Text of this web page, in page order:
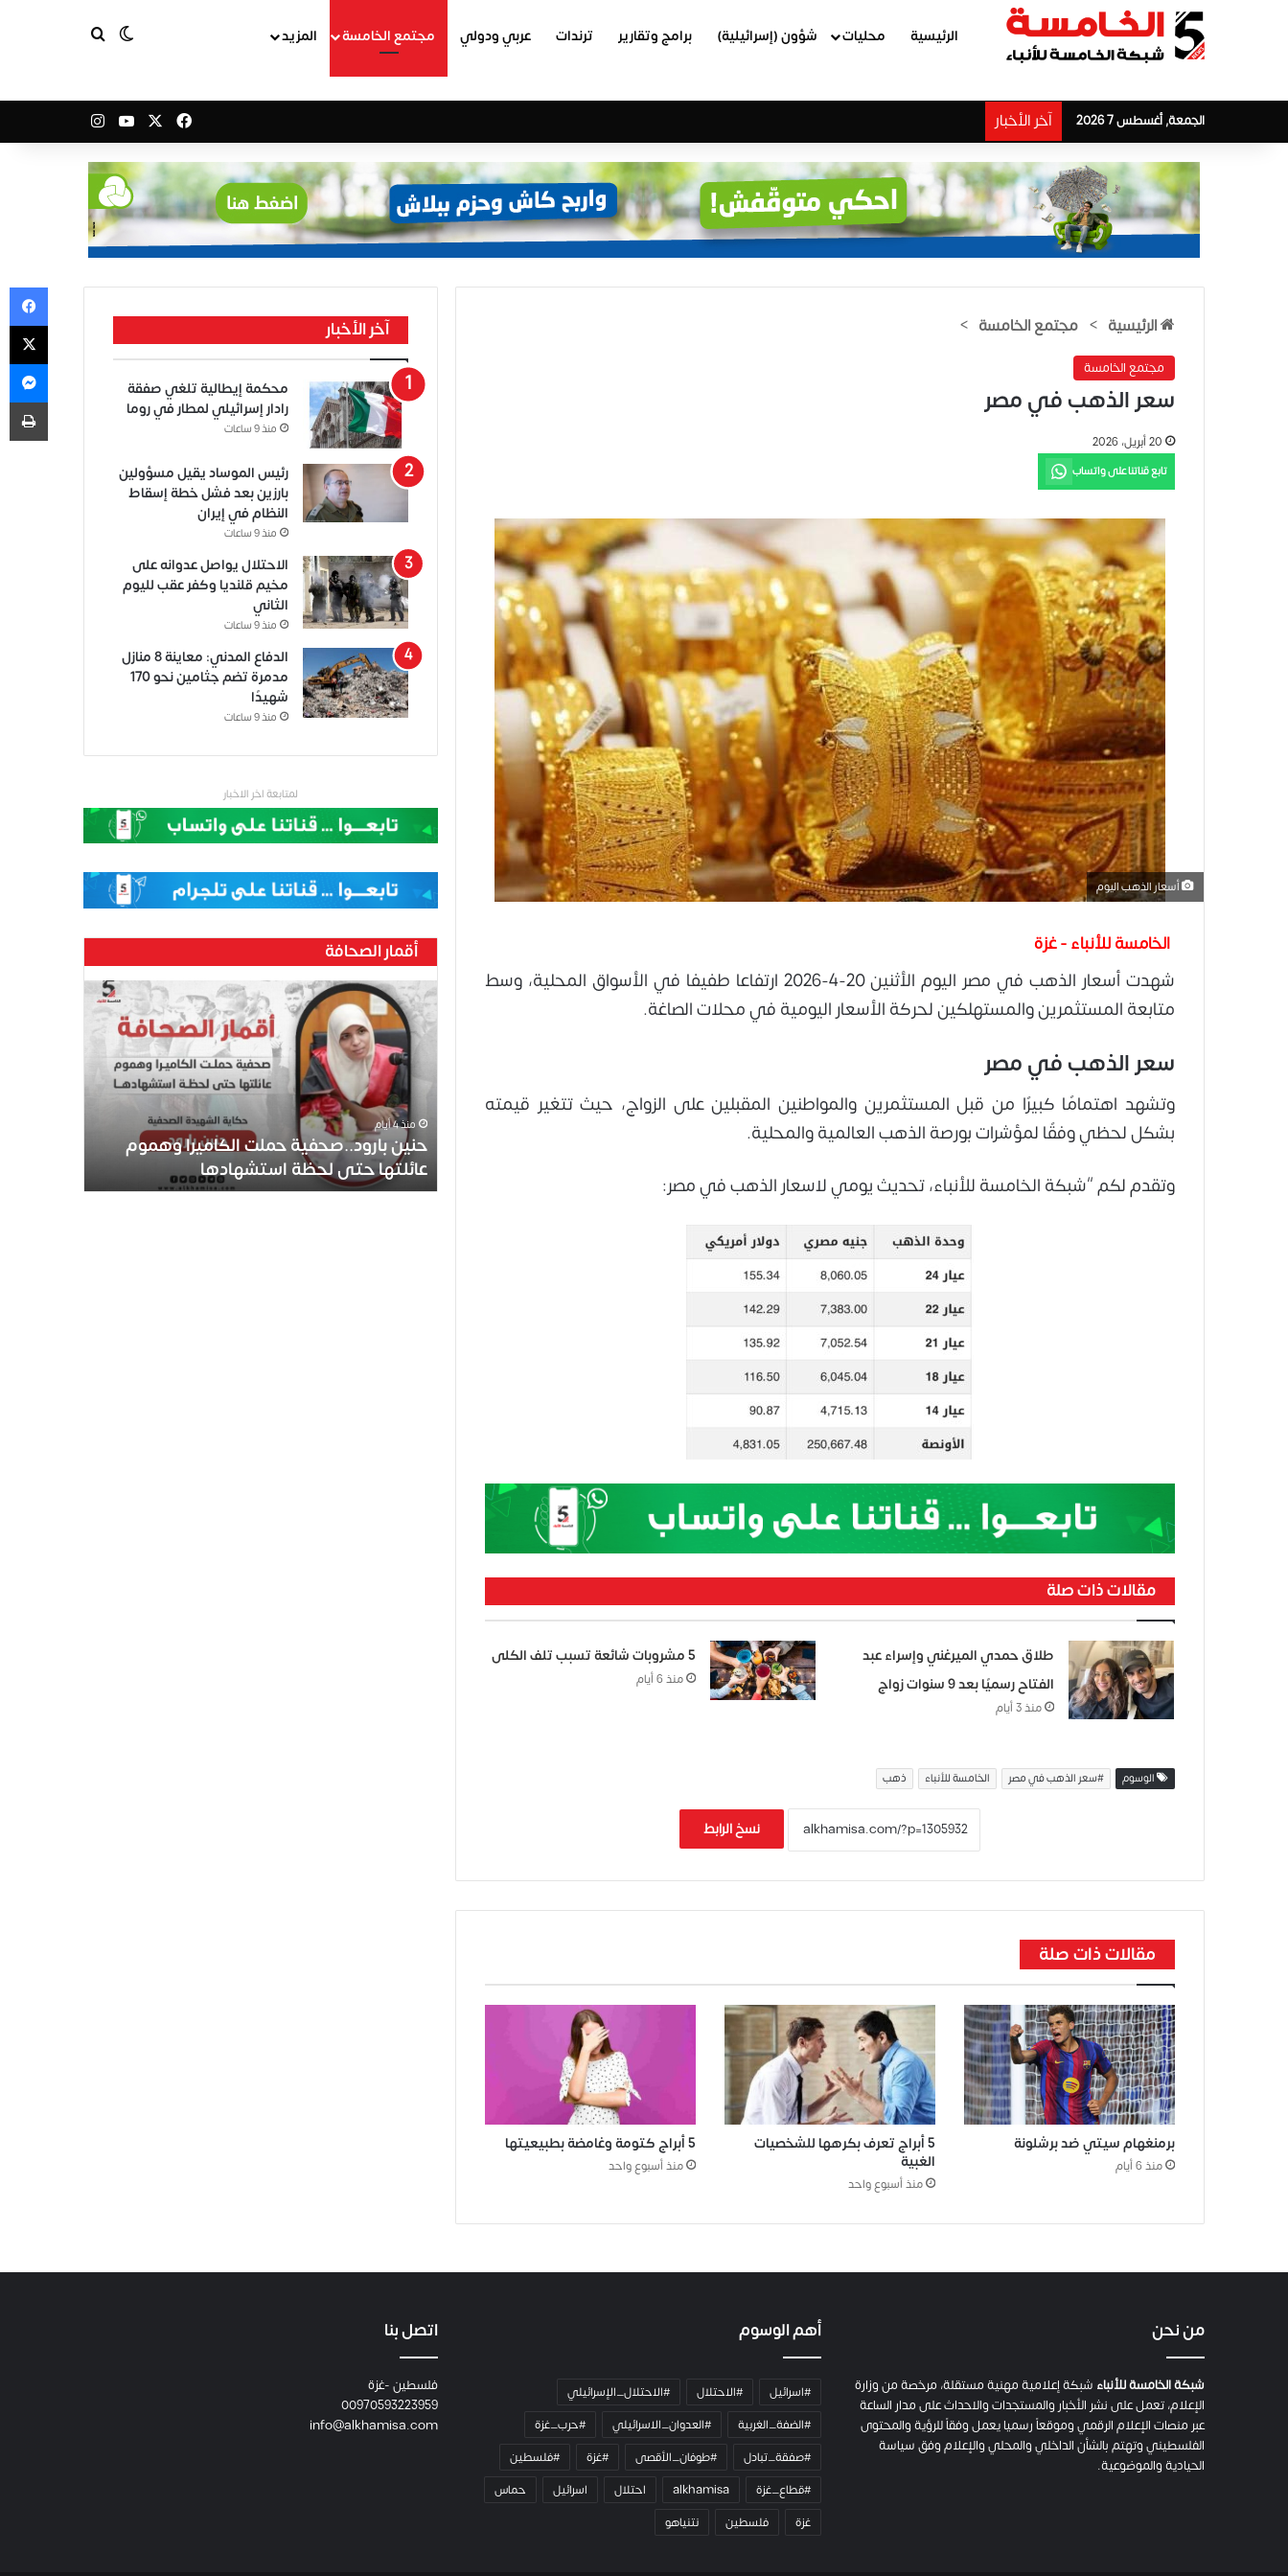
الرئيسية محليات شؤون (إسرائيلية) برامج وتقارير ترندات عربي ودولي مجتمع الخامسة المزيد الوضع المظلم
بحث عن
الجمعة, أغسطس 7 2026 آخر الأخبار فيسبوك‫YouTube
انستقرام
الرئيسية > مجتمع الخامسة >
مجتمع الخامسة
سعر الذهب في مصر
20 أبريل، 2026
تابع قناتنا على واتساب
أسعار الذهب اليوم
الخامسة للأنباء - غزة
شهدت أسعار الذهب في مصر اليوم الأثنين 20-4-2026 ارتفاعا طفيفا في الأسواق المحلية، وسط
متابعة المستثمرين والمستهلكين لحركة الأسعار اليومية في محلات الصاغة.
سعر الذهب في مصر
وتشهد اهتمامًا كبيرًا من قبل المستثمرين والمواطنين المقبلين على الزواج، حيث تتغير قيمته
بشكل لحظي وفقًا لمؤشرات بورصة الذهب العالمية والمحلية.
وتقدم لكم “شبكة الخامسة للأنباء، تحديث يومي لاسعار الذهب في مصر:
مقالات ذات صلة
طلاق حمدي الميرغني وإسراء عبد
الفتاح رسميًا بعد 9 سنوات زواج
منذ 3 أيام
5 مشروبات شائعة تسبب تلف الكلى
منذ 6 أيام
الوسوم #سعر الذهب في مصر الخامسة للأنباء ذهب
نسخ الرابط
مقالات ذات صلة
برمنغهام سيتي ضد برشلونة
منذ 6 أيام
5 أبراج تعرف بكرهها للشخصيات
الغبية
منذ أسبوع واحد
5 أبراج كتومة وغامضة بطبيعيتها
منذ أسبوع واحد
آخر الأخبار
محكمة إيطالية تلغي صفقة
رادار إسرائيلي لمطار في روما
منذ 9 ساعات
رئيس الموساد يقيل مسؤولين
بارزين بعد فشل خطة إسقاط
النظام في إيران
منذ 9 ساعات
الاحتلال يواصل عدوانه على
مخيم قلنديا وكفر عقب لليوم
الثاني
منذ 9 ساعات
الدفاع المدني: معاينة 8 منازل
مدمرة تضم جثامين نحو 170
شهيدًا
منذ 9 ساعات
لمتابعة اخر الاخبار
أقمار الصحافة
حنين
بارود..صحفية
حملت
الكاميرا
وهموم
عائلتها
لحظة
استشهادها
منذ 4 أيام
حنين بارود..صحفية حملت الكاميرا وهموم
عائلتها حتى لحظة استشهادها
من نحن
شبكة الخامسة للأنباء شبكة إعلامية مهنية مستقلة، مرخصة من وزارة
الإعلام، تعمل على نشر الأخبار والمستجدات والاحداث على مدار الساعة
عبر منصات الإعلام الرقمي وموقعاً رسميا يعمل وفقاً للرؤية والمحتوى
الفلسطيني وتهتم بالشأن الداخلي والمحلي والإعلام وفق سياسة
الحيادية والموضوعية.
أهم الوسوم
#اسرائيل #الاحتلال
#الاحتلال_الإسرائيلي
#الضفة_الغربية
#العدوان_الاسرائيلي
#حرب_غزة
#صفقة_تبادل
#طوفان_الأقصى #غزة
#فلسطين
#قطاع_غزة
alkhamisa احتلال اسرائيل
حماس
غزة
فلسطين نتنياهو
اتصل بنا
فلسطين -غزة
00970593223959
info@alkhamisa.com
‫X